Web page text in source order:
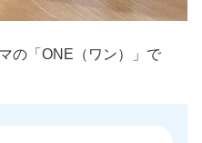
の「ONE（ワン）」で